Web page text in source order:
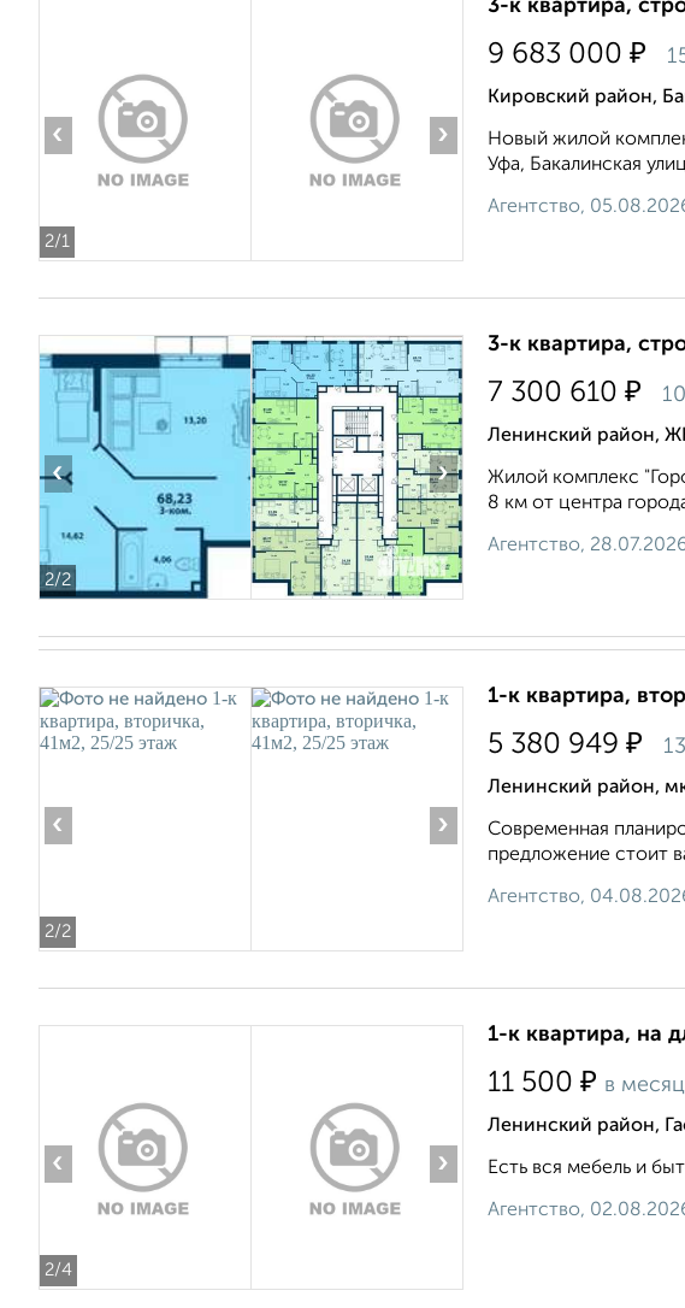
2/1
‹ ›
3-к квартира,
9 683 000 ₽
Кировский район,
Новый жилой
Уфа, Бакалинская
Агентство,
2/2
‹ ›
3-к квартира,
7 300 610 ₽
Ленинский район,
Жилой комплекс
8 км от центра
Агентство,
2/2
‹ ›
1-к квартира,
5 380 949 ₽
Ленинский район,
Современная
предложение стоит
Агентство,
2/4
‹ ›
1-к квартира, на
11 500 ₽ в месяц
Ленинский район,
Есть вся мебель и
Агентство,